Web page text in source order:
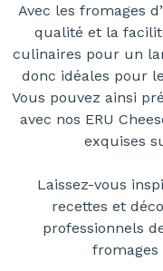
Avec les fromages
qualité et la
culinaires pour un
donc idéales pour
Vous pouvez ainsi
avec nos ERU
exquises
Laissez-vous
recettes et
professionnels
fromages